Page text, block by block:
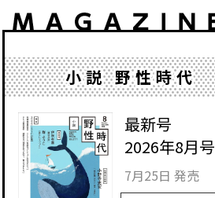
小説 野性時代
最新号
2026年8月号
7月25日 発売